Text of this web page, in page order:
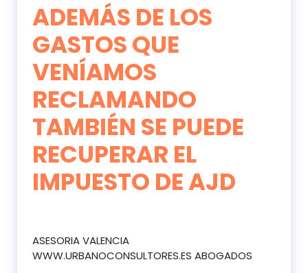
ADEMÁS DE LOS
GASTOS QUE
VENÍAMOS
RECLAMANDO
TAMBIÉN SE PUEDE
RECUPERAR EL
IMPUESTO DE AJD
ASESORIA VALENCIA
WWW.URBANOCONSULTORES.ES ABOGADOS